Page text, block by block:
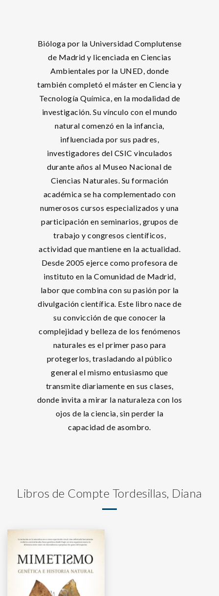
Bióloga por la Universidad Complutense
de Madrid y licenciada en Ciencias
Ambientales por la UNED, donde
también completó el máster en Ciencia y
Tecnología Química, en la modalidad de
investigación. Su vínculo con el mundo
natural comenzó en la infancia,
influenciada por sus padres,
investigadores del CSIC vinculados
durante años al Museo Nacional de
Ciencias Naturales. Su formación
académica se ha complementado con
numerosos cursos especializados y una
participación en seminarios, grupos de
trabajo y congresos científicos,
actividad que mantiene en la actualidad.
Desde 2005 ejerce como profesora de
instituto en la Comunidad de Madrid,
labor que combina con su pasión por la
divulgación científica. Este libro nace de
su convicción de que conocer la
complejidad y belleza de los fenómenos
naturales es el primer paso para
protegerlos, trasladando al público
general el mismo entusiasmo que
transmite diariamente en sus clases,
donde invita a mirar la naturaleza con los
ojos de la ciencia, sin perder la
capacidad de asombro.
Libros de Compte Tordesillas, Diana